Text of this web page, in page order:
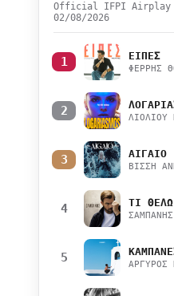
Official IFPI Airplay
02/08/2026
1 ΕΙΠΕΣ
ΦΕΡΡΗΣ
2 ΛΙΟΛΙΟΥ
3 ΑΙΓΑΙΟ
ΒΙΣΣΗ
4 ΤΙ
5 ΑΡΓΥΡΟΣ